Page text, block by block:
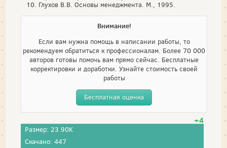
Глухов В.В. Основы менеджмента. М., 1995.
Внимание!
Если вам нужна помощь в написании работы, то
рекомендуем обратиться к профессионалам. Более 70 000
авторов готовы помочь вам прямо сейчас. Бесплатные
корректировки и доработки. Узнайте стоимость своей
работы
Бесплатная оценка
+4
Размер: 23.90K
Скачано: 447